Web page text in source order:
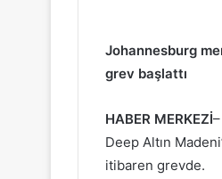
Johannesburg
grev başlattı
HABER MERKEZİ
Deep Altın
itibaren grevde.